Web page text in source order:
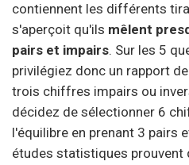
contiennent les différents
s'aperçoit qu'ils mêlent
pairs et impairs. Sur les 5
privilégiez donc un rapport
trois chiffres impairs ou
décidez de sélectionner 6
l'équilibre en prenant 3 pairs
études statistiques prouvent